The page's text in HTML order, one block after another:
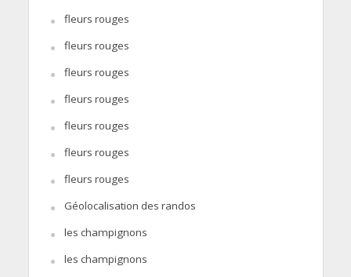
fleurs rouges
fleurs rouges
fleurs rouges
fleurs rouges
fleurs rouges
fleurs rouges
fleurs rouges
Géolocalisation des randos
les champignons
les champignons